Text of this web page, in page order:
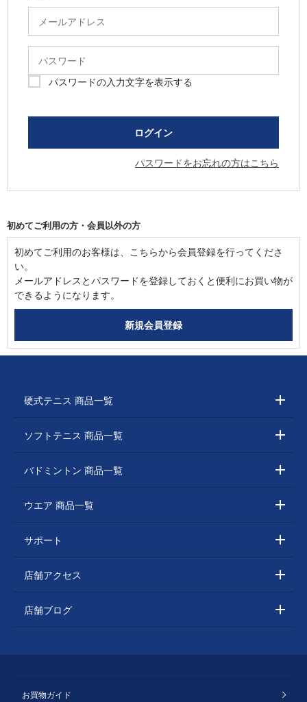
パスワードの入力文字を表示する
パスワードをお忘れの方はこちら
初めてご利用の方・会員以外の方
初めてご利用のお客様は、こちらから会員登録を行ってくださ
い。
メールアドレスとパスワードを登録しておくと便利にお買い物が
できるようになります。
硬式テニス 商品一覧
ソフトテニス 商品一覧
バドミントン 商品一覧
ウエア 商品一覧
サポート
店舗アクセス
店舗ブログ
お買物ガイド